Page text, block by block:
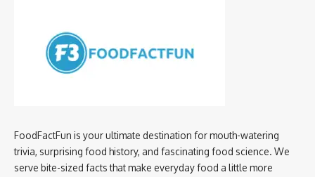
FoodFactFun is your ultimate destination for mouth-watering
trivia, surprising food history, and fascinating food science. We
serve bite-sized facts that make everyday food a little more